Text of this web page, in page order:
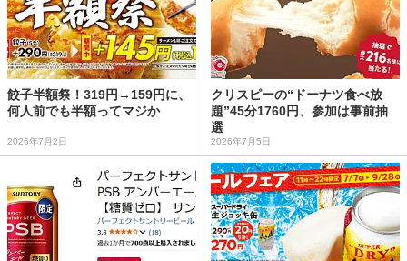
餃子半額祭！319円→159円に、
何人前でも半額ってマジか
2026年7月2日
クリスピーの“ドーナツ食べ放
題”45分1760円、参加は事前抽
選
2026年7月5日